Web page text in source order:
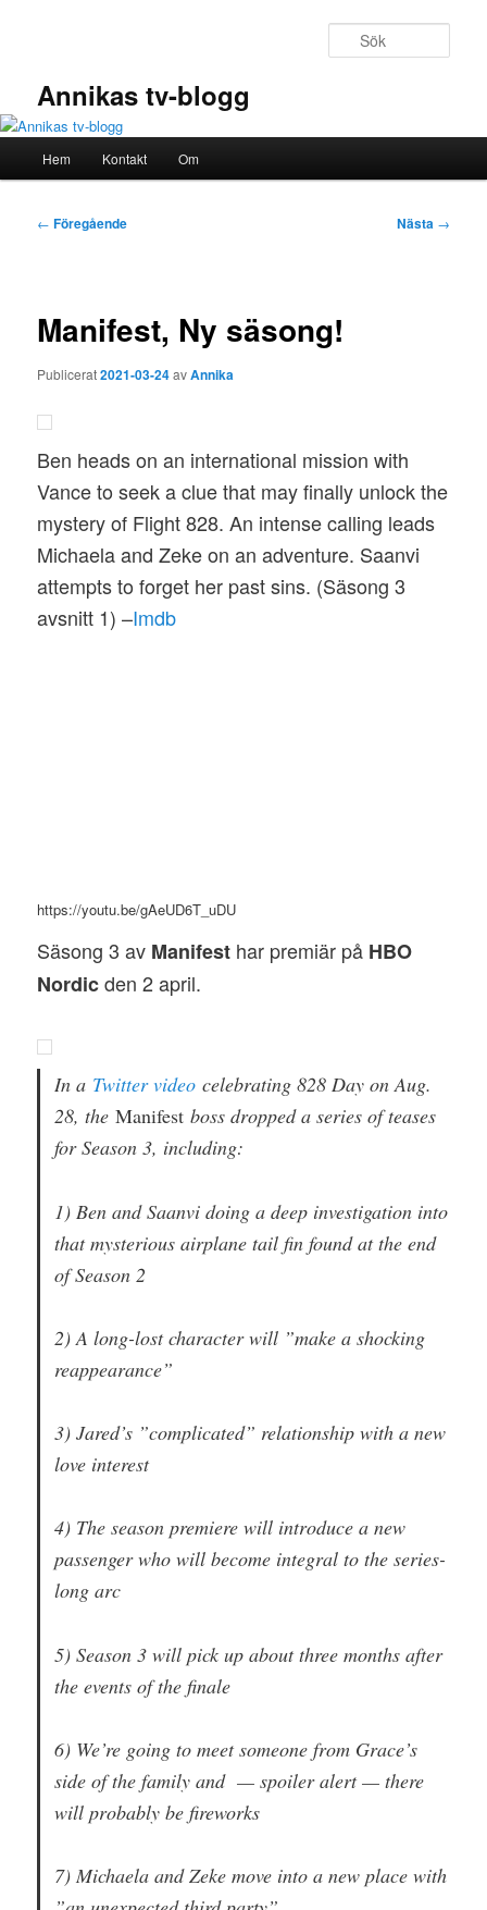
Annikas tv-blogg
Hem Kontakt Om
Inläggsnavigering
← Föregående Nästa →
Manifest, Ny säsong!
Publicerat2021-03-24avAnnika
Ben heads on an international mission with
Vance to seek a clue that may finally unlock the
mystery of Flight 828. An intense calling leads
Michaela and Zeke on an adventure. Saanvi
attempts to forget her past sins. (Säsong 3
avsnitt 1) –Imdb
https://youtu.be/gAeUD6T_uDU
Säsong 3 av Manifest har premiär på HBO
Nordicden 2 april.
In a Twitter video celebrating 828 Day on Aug.
28, theManifest boss dropped a series of teases
for Season 3, including:
1) Ben and Saanvi doing a deep investigation into
that mysterious airplane tail fin found at the end
of Season 2
2) A long-lost character will ”make a shocking
reappearance”
3) Jared’s ”complicated” relationship with a new
love interest
4) The season premiere will introduce a new
passenger who will become integral to the series-
long arc
5) Season 3 will pick up about three months after
the events of the finale
6) We’re going to meet someone from Grace’s
side of the family and — spoiler alert — there
will probably be fireworks
7) Michaela and Zeke move into a new place with